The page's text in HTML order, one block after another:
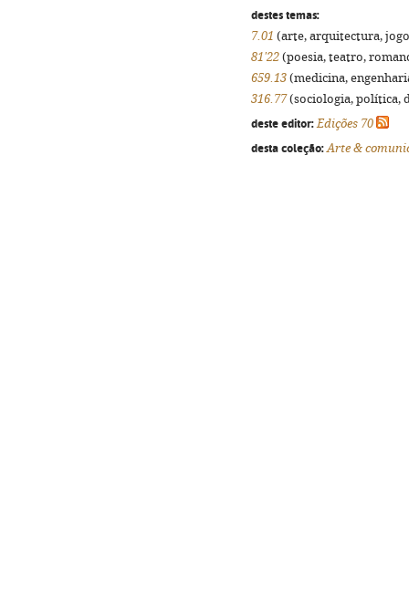
destes temas:
7.01 (arte, arquitectura,
81'22 (poesia, teatro,
659.13 (medicina,
316.77(sociologia, política,
deste editor: Edições 70
desta coleção: Arte &